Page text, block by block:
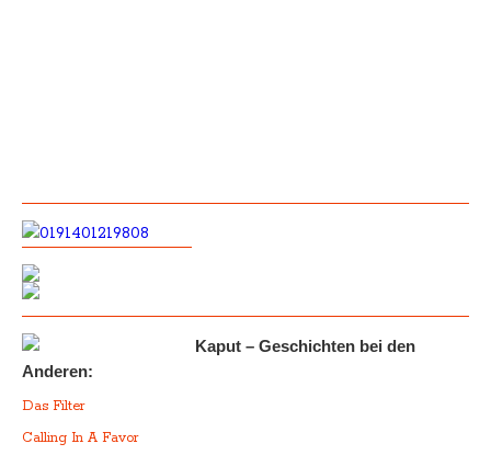
Kaput – Geschichten bei den
Anderen:
Das Filter
Calling In A Favor